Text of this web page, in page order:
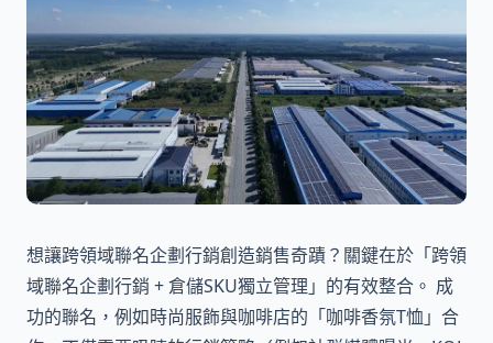
想讓跨領域聯名企劃行銷創造銷售奇蹟？關鍵在於「跨領
域聯名企劃行銷 + 倉儲SKU獨立管理」的有效整合。 成
功的聯名，例如時尚服飾與咖啡店的「咖啡香氛T恤」合